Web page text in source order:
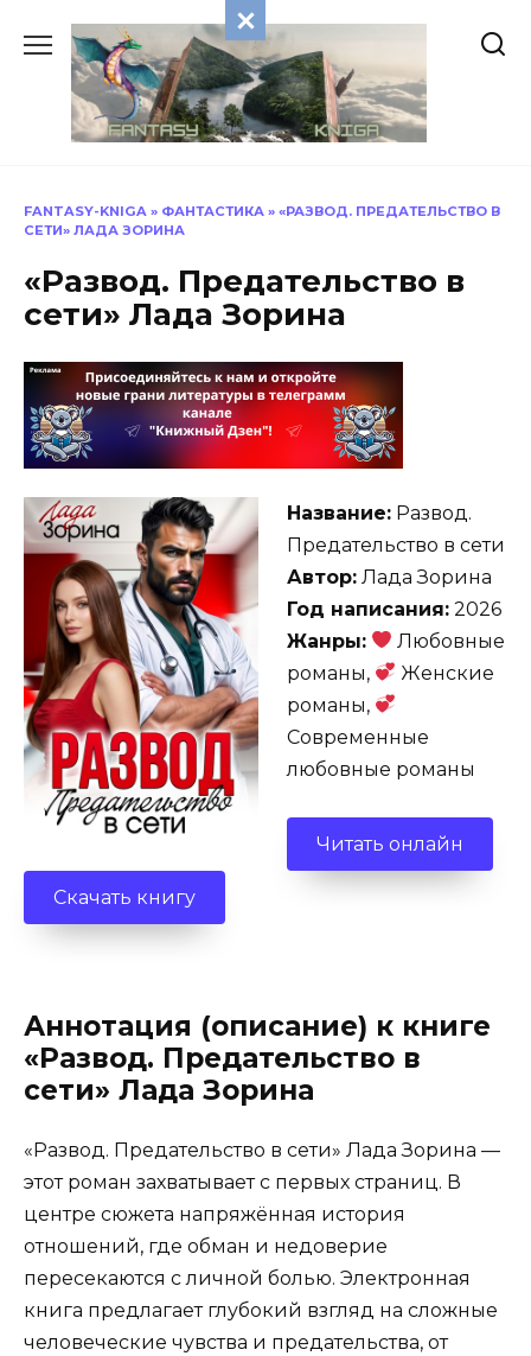
содержанию
FANTASY-KNIGA » ФАНТАСТИКА » «РАЗВОД. ПРЕДАТЕЛЬСТВО В
СЕТИ» ЛАДА ЗОРИНА
«Развод. Предательство в
сети» Лада Зорина
Название: Развод.
Предательство в сети
Автор: Лада Зорина
Год написания: 2026
Жанры:
Любовные
романы,
Женские
романы,
Современные
любовные романы
Читать онлайн
Скачать книгу
Аннотация (описание) к книге
«Развод. Предательство в
сети» Лада Зорина
«Развод. Предательство в сети» Лада Зорина —
этот роман захватывает с первых страниц. В
центре сюжета напряжённая история
отношений, где обман и недоверие
пересекаются с личной болью. Электронная
книга предлагает глубокий взгляд на сложные
человеческие чувства и предательства, от